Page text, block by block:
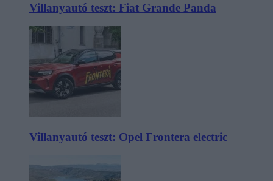
Villanyautó teszt: Fiat Grande Panda
Villanyautó teszt: Opel Frontera electric